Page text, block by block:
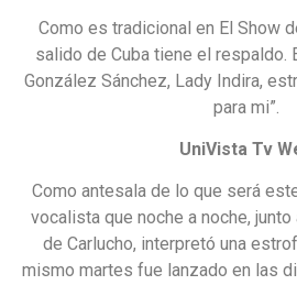
Como es tradicional en El Show
salido de Cuba tiene el respaldo.
González Sánchez, Lady Indira,
para mi”.
UniVista Tv
Como antesala de lo que será
vocalista que noche a noche,
de Carlucho, interpretó una
mismo martes fue lanzado en las